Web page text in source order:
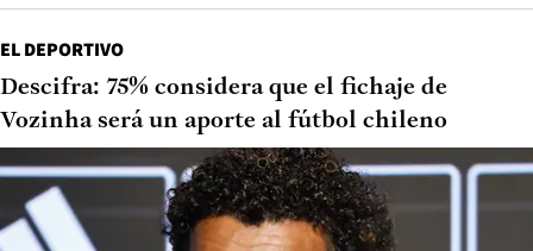
EL DEPORTIVO
Descifra: 75% considera que el fichaje de
Vozinha será un aporte al fútbol chileno